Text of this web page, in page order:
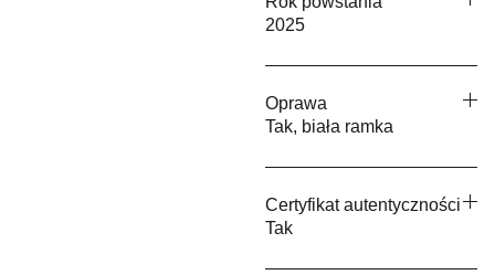
2025
Oprawa
Tak, biała ramka
Certyfikat autentyczności
Tak